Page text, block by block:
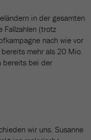
in der gesamten
Fallzahlen (trotz
nach wie vor
mehr als 20 Mio.
bereits bei der
wir uns. Susanne